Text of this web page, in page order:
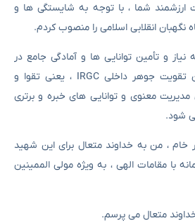
ارزشمند شما ، با توجه به شایستگی ها و
نگهبان انقلابی اسلامی را منصوب کردم.
و تأمین توانایی ها و آمادگی جامع در
همه بخش ها و همچنین تقویت جوهر داخلی IRGC ، یعنی تقوا و
معنوی و توانایی های خبره و برتری
خام ، من به خداوند متعال برای این شهید
با مقامات الهی ، به ویژه مولی الممینین
متعال می پرسم.